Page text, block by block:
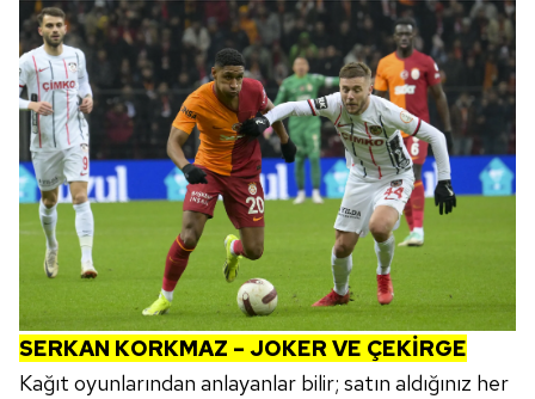
SERKAN KORKMAZ – JOKER VE ÇEKİRGE
Kağıt oyunlarından anlayanlar bilir; satın aldığınız her